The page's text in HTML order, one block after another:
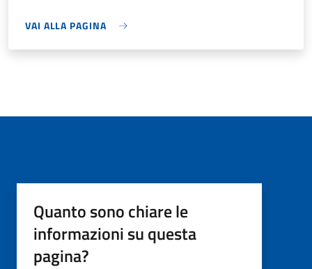
VAI ALLA PAGINA
Quanto sono chiare le
informazioni su questa
pagina?